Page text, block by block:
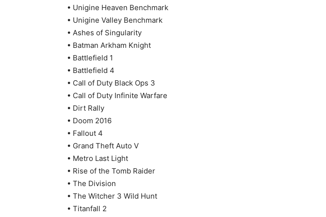
• Unigine Heaven Benchmark
• Unigine Valley Benchmark
• Ashes of Singularity
• Batman Arkham Knight
• Battlefield 1
• Battlefield 4
• Call of Duty Black Ops 3
• Call of Duty Infinite Warfare
• Dirt Rally
• Doom 2016
• Fallout 4
• Grand Theft Auto V
• Metro Last Light
• Rise of the Tomb Raider
• The Division
• The Witcher 3 Wild Hunt
• Titanfall 2